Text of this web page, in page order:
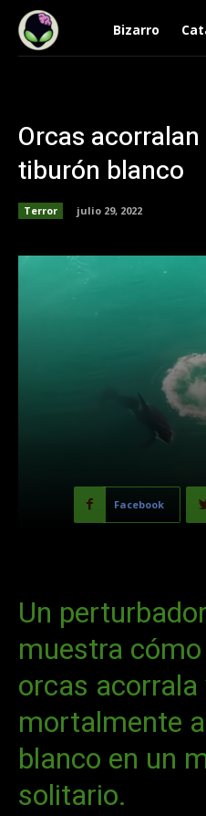
Bizarro
Orcas
tiburón blanco
Terror julio 29, 2022
Facebook
Un
muestra
orcas
mortalmente
blanco en un
solitario.